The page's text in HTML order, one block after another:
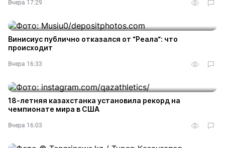
Вчера 17:29
Винисиус публично отказался от “Реала“: что
происходит
Вчера 16:33
18-летняя казахстанка установила рекорд на
чемпионате мира в США
Вчера 16:03